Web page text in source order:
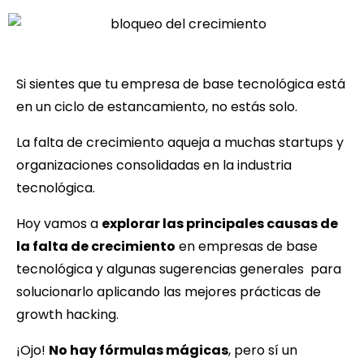
Si sientes que tu empresa de base tecnológica está
en un ciclo de estancamiento, no estás solo.
La falta de crecimiento aqueja a muchas startups y
organizaciones consolidadas en la industria
tecnológica.
Hoy vamos a explorar las principales causas de
la falta de crecimiento en empresas de base
tecnológica y algunas sugerencias generales para
solucionarlo aplicando las mejores prácticas de
growth hacking.
¡Ojo! No hay fórmulas mágicas, pero sí un